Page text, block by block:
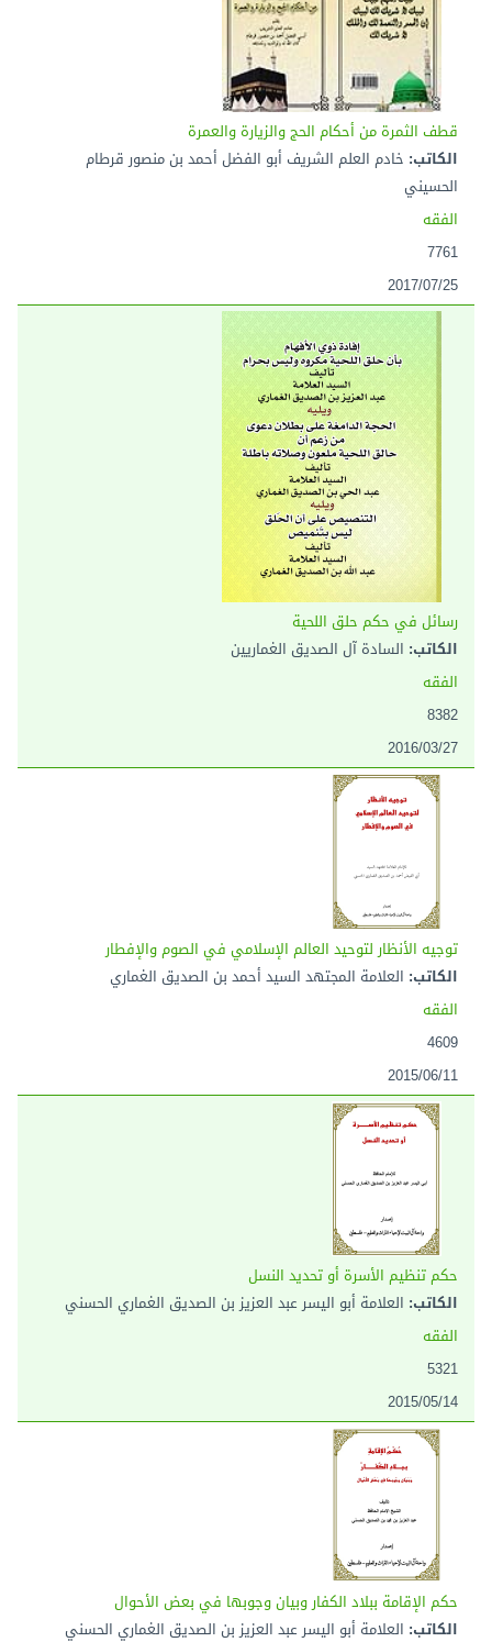
قطف الثمرة من أحكام الحج والزيارة والعمرة
الكاتب: خادم العلم الشريف أبو الفضل أحمد بن منصور قرطام
الحسيني
الفقه
7761
2017/07/25
رسائل في حكم حلق اللحية
الكاتب: السادة آل الصديق الغماريين
الفقه
8382
2016/03/27
توجيه الأنظار لتوحيد العالم الإسلامي في الصوم والإفطار
الكاتب: العلامة المجتهد السيد أحمد بن الصديق الغماري
الفقه
4609
2015/06/11
حكم تنظيم الأسرة أو تحديد النسل
الكاتب: العلامة أبو اليسر عبد العزيز بن الصديق الغماري الحسني
الفقه
5321
2015/05/14
حكم الإقامة ببلاد الكفار وبيان وجوبها في بعض الأحوال
الكاتب: العلامة أبو اليسر عبد العزيز بن الصديق الغماري الحسني